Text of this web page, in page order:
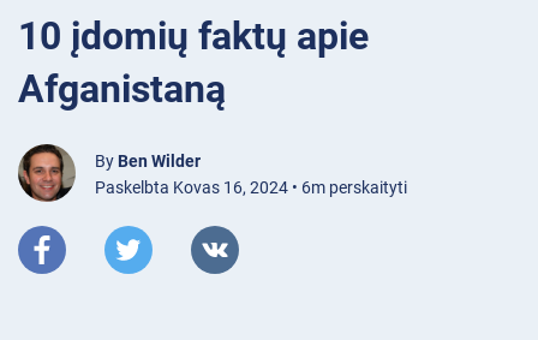
10 įdomių faktų apie
Afganistaną
By Ben Wilder
Paskelbta Kovas 16, 2024 • 6m perskaityti